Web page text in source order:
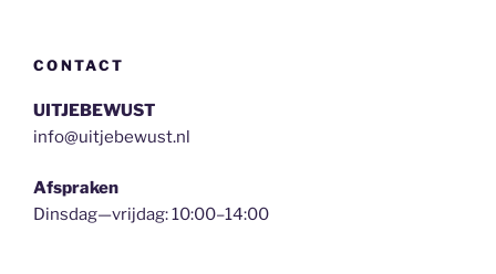
CONTACT
UITJEBEWUST
info@uitjebewust.nl
Afspraken
Dinsdag—vrijdag: 10:00–14:00